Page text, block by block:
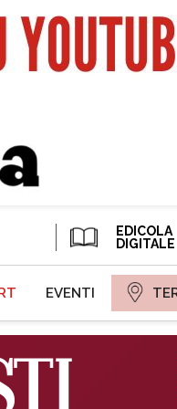
EDICOLA
DIGITALE
EVENTI